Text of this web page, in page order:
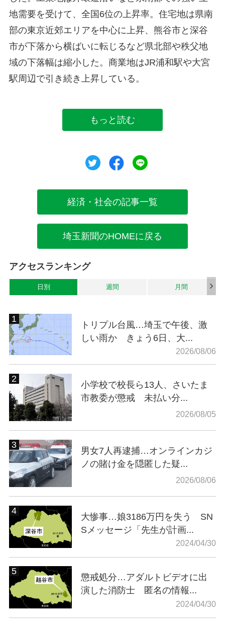
地需要を受けて、全国6位の上昇率。住宅地は県南
部の東京近郊エリアを中心に上昇、熊谷市と深谷
市が下落から横ばいに転じるなど県北部や秩父地
域の下落幅は縮小した。商業地はJR浦和駅や大宮
駅周辺で引き続き上昇している。
もっと読む
ツイートシェア
経済・社会の記事一覧
埼玉新聞のHOMEに戻る
アクセスランキング
日別 週間 月間
トリプル台風…埼玉で午後、激
しい雨か きょう6日、大...
2026/08/06
小学校で校長ら13人、さいたま
市教委が懲戒 未払い分...
2026/08/05
男女7人再逮捕…オンラインカジ
ノの賭け金を隠匿した疑...
2026/08/06
大惨事…娘3186万円を失う SN
Sメッセージ「先生が計画...
2024/04/30
懲戒処分…アダルトビデオに出
演した消防士 匿名の情報...
2024/04/30